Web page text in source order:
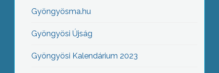
Gyöngyösma.hu
Gyöngyösi Újság
Gyöngyösi Kalendárium 2023